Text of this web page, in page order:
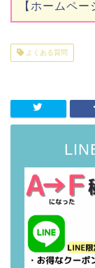
【ホームペー
よくある質問